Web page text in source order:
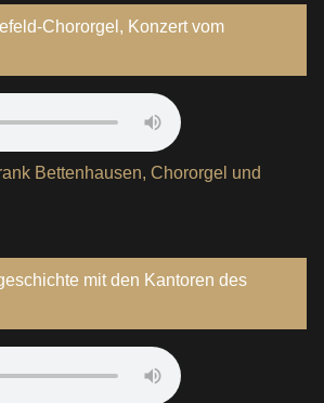
Chororgel, Konzert vom
Bettenhausen, Chororgel und
mit den Kantoren des